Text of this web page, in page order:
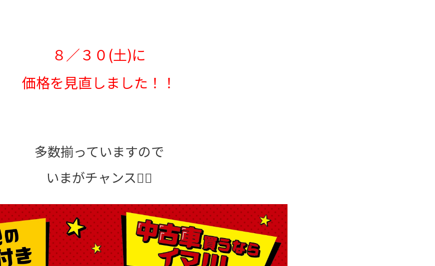
８／３０(土)に
価格を見直しました！！
多数揃っていますので
いまがチャンス👍🏻